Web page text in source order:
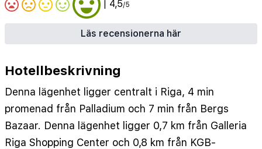
| 4,5/5
Läs recensionerna här
Hotellbeskrivning
Denna lägenhet ligger centralt i Riga, 4 min
promenad från Palladium och 7 min från Bergs
Bazaar. Denna lägenhet ligger 0,7 km från Galleria
Riga Shopping Center och 0,8 km från KGB-